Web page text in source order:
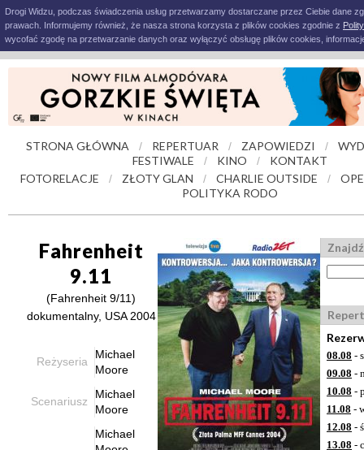
Drogi Widzu, podczas świadczenia usług przetwarzamy dostarczane przez Ciebie dane
prawach. Informujemy również, że nasza strona korzysta z plików cookies zgodnie z
wycofać zgodę na przetwarzanie danych oraz wyłączyć obsługę plików cookies,
STRONA GŁÓWNA / REPERTUAR / ZAPOWIEDZI /
FESTIWALE
/ KINO /
KONTAKT
FOTORELACJE
/ ZŁOTY GLAN / CHARLIE OUTSIDE /
POLITYKA RODO
Fahrenheit
9.11
(Fahrenheit 9/11)
dokumentalny, USA 2004
Reżyseria
Michael
Moore
Scenariusz
Michael
Moore
Michael
08.08 -
09.08 -
10.08 -
11.08 -
12.08 -
13.08 -